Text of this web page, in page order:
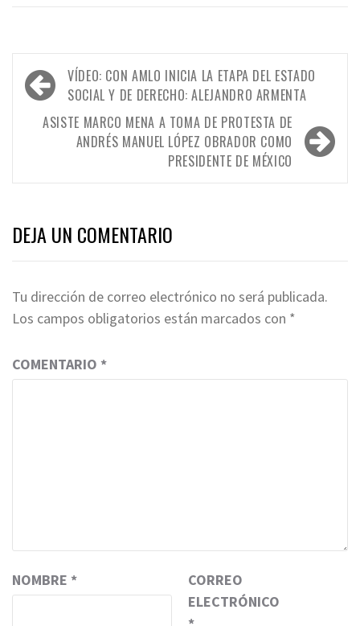
Navegación
de
entradas
VÍDEO: CON AMLO INICIA LA ETAPA DEL ESTADO
SOCIAL Y DE DERECHO: ALEJANDRO ARMENTA
ASISTE MARCO MENA A TOMA DE PROTESTA DE
ANDRÉS MANUEL LÓPEZ OBRADOR COMO
PRESIDENTE DE MÉXICO
DEJA UN COMENTARIO
Tu dirección de correo electrónico no será publicada.
Los campos obligatorios están marcados con *
COMENTARIO *
NOMBRE *
CORREO
ELECTRÓNICO